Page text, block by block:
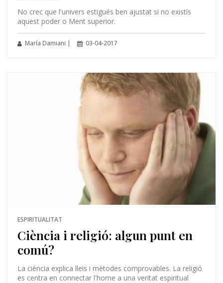
No crec que l'univers estigués ben ajustat si no existís
aquest poder o Ment superior.
María Damiani | 03-04-2017
ESPIRITUALITAT
Ciència i religió: algun punt en
comú?
La ciència explica lleis i mètodes comprovables. La religió
es centra en connectar l'home a una veritat espiritual